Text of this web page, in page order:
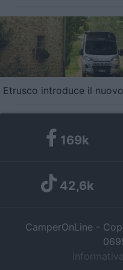
Etrusco introduce il
169k
42,6k
CamperOnLine -